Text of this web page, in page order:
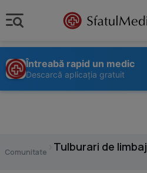
Întreabă rapid un medic
Descarcă aplicația gratuit
Comunitate Tulburari de limbaj